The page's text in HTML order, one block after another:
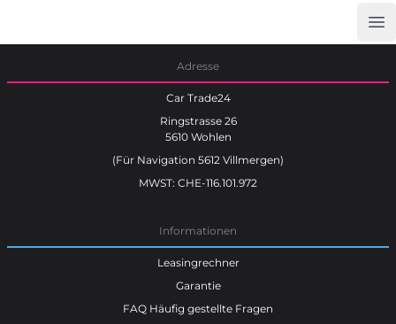
Adresse
Car Trade24
Ringstrasse 26
5610 Wohlen
(Für Navigation 5612 Villmergen)
MWST: CHE-116.101.972
Informationen
Leasingrechner
Garantie
FAQ Häufig gestellte Fragen